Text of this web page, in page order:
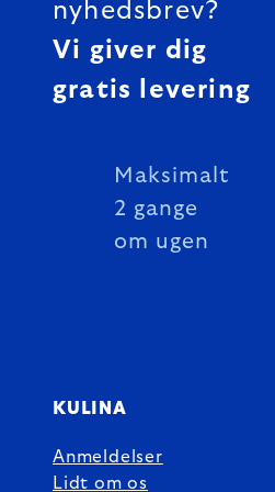
nyhedsbrev?
Vi giver dig
gratis levering
Maksimalt
2 gange
om ugen
KULINA
Anmeldelser
Lidt om os